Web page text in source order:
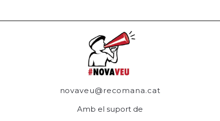
novaveu@recomana.cat
Amb el suport de